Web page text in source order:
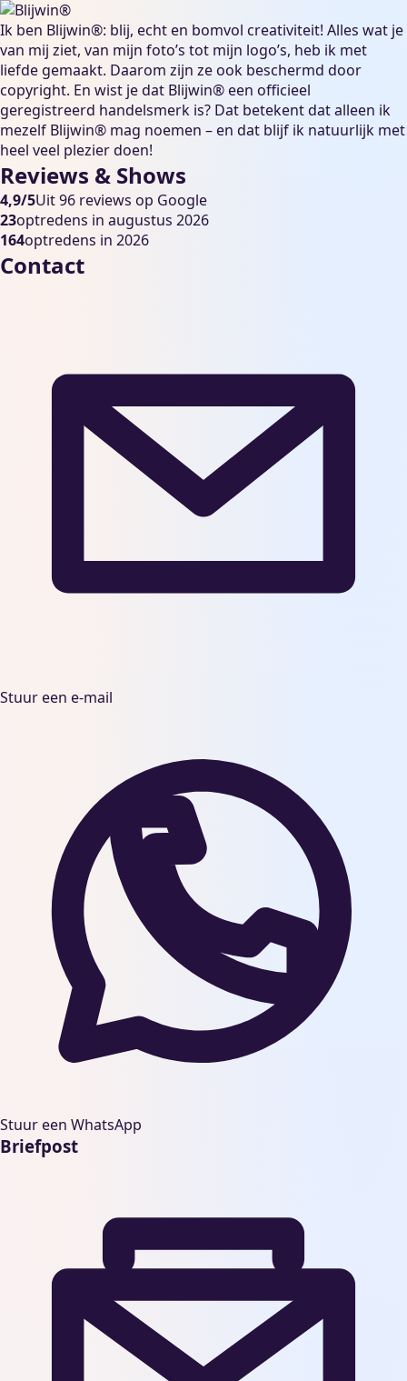
Ik ben Blijwin®: blij, echt en bomvol creativiteit! Alles wat je
van mij ziet, van mijn foto’s tot mijn logo’s, heb ik met
liefde gemaakt. Daarom zijn ze ook beschermd door
copyright. En wist je dat Blijwin® een officieel
geregistreerd handelsmerk is? Dat betekent dat alleen ik
mezelf Blijwin® mag noemen – en dat blijf ik natuurlijk met
heel veel plezier doen!
Reviews & Shows
4,9/5Uit 96 reviews op Google
23optredens in augustus 2026
164optredens in 2026
Contact
Stuur een e-mail
Stuur een WhatsApp
Briefpost